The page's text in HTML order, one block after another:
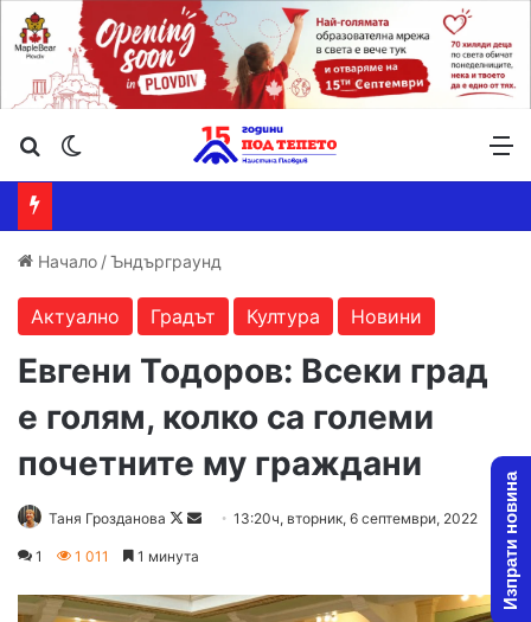
Търсене ...
Начало /Ъндърграунд
Актуално Градът Култура Новини
Евгени Тодоров: Всеки град
е голям, колко са големи
почетните му граждани
Таня Грозданова
F
l d
13:20ч, вторник, 6 септември, 2022
1 1 011 1 минута Изпрати новина